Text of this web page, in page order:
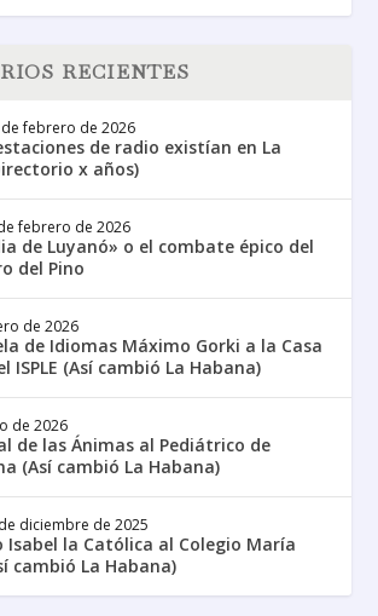
RECIENTES
de febrero de 2026
de radio existían en La
x años)
febrero de 2026
de Luyanó» o el combate épico del
del Pino
de 2026
de Idiomas Máximo Gorki a la Casa
ISPLE (Así cambió La Habana)
de 2026
de las Ánimas al Pediátrico de
(Así cambió La Habana)
diciembre de 2025
Isabel la Católica al Colegio María
cambió La Habana)